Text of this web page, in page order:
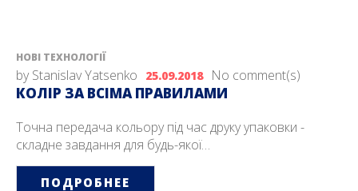
НОВІ ТЕХНОЛОГІЇ
byStanislav Yatsenko 25.09.2018 No comment(s)
КОЛIР ЗА ВСIМА ПРАВИЛАМИ
Точна передача кольору під час друку упаковки -
складне завдання для будь-якої…
ПОДРОБНЕЕ